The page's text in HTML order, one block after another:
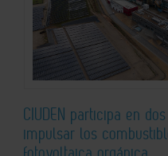
CIUDEN participa en
impulsar los